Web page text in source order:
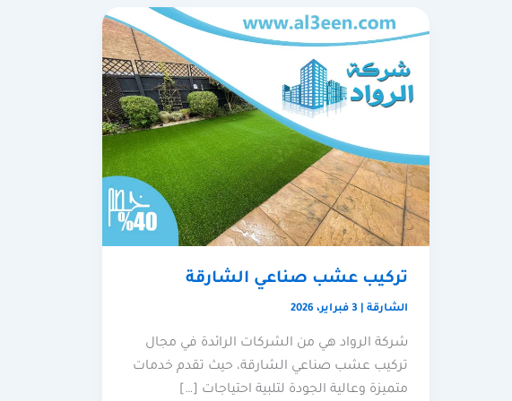
تركيب عشب صناعي الشارقة
الشارقة 3 فبراير، 2026
شركة الرواد هي من الشركات الرائدة في مجال
تركيب عشب صناعي الشارقة، حيث تقدم خدمات
متميزة وعالية الجودة لتلبية احتياجات […]